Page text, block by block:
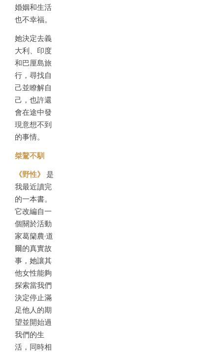
婚姻和生活
也不幸福。
她決定去義
大利、印度
和巴厘島旅
行，尋找自
己並瞭解自
己，也許還
會在途中發
現意想不到
的事情。
桀驁不馴
《野性》 是
我最近讀完
的一本書。
它改編自一
個關於活動
家葛籣農·道
爾的真實故
事，她讓其
他女性能夠
探索當我們
決定停止滿
足他人的期
望並開始過
我們的生
活，同時相